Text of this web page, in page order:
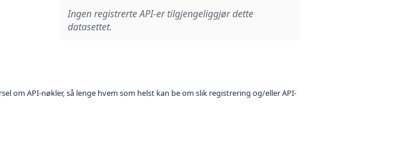
Ingen registrerte API-er tilgjengeliggjør dette
datasettet.
om API-nøkler, så lenge hvem som helst kan be om slik registrering og/eller API-